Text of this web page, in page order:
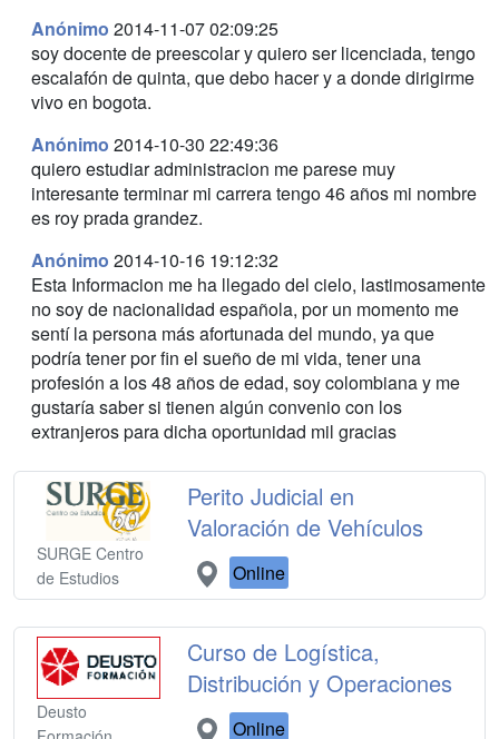
Anónimo 2014-11-07 02:09:25
soy docente de preescolar y quiero ser licenciada, tengo
escalafón de quinta, que debo hacer y a donde dirigirme
vivo en bogota.
Anónimo 2014-10-30 22:49:36
quiero estudiar administracion me parese muy
interesante terminar mi carrera tengo 46 años mi nombre
es roy prada grandez.
Anónimo 2014-10-16 19:12:32
Esta Informacion me ha llegado del cielo, lastimosamente
no soy de nacionalidad española, por un momento me
sentí la persona más afortunada del mundo, ya que
podría tener por fin el sueño de mi vida, tener una
profesión a los 48 años de edad, soy colombiana y me
gustaría saber si tienen algún convenio con los
extranjeros para dicha oportunidad mil gracias
SURGE Centro
de Estudios
Perito Judicial en
Valoración de Vehículos
Online
Deusto
Curso de Logística,
Distribución y Operaciones
Online